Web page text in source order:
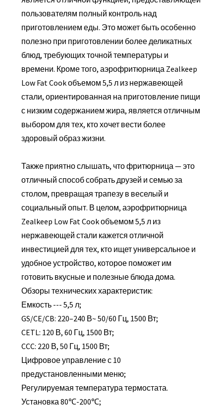
пользователям полный контроль над
приготовлением еды. Это может быть особенно
полезно при приготовлении более деликатных
блюд, требующих точной температуры и
времени. Кроме того, аэрофритюрница Zealkeep
Low Fat Cook объемом 5,5 л из нержавеющей
стали, ориентированная на приготовление пищи
с низким содержанием жира, является отличным
выбором для тех, кто хочет вести более
здоровый образ жизни.
Также приятно слышать, что фритюрница — это
отличный способ собрать друзей и семью за
столом, превращая трапезу в веселый и
социальный опыт. В целом, аэрофритюрница
Zealkeep Low Fat Cook объемом 5,5 л из
нержавеющей стали кажется отличной
инвестицией для тех, кто ищет универсальное и
удобное устройство, которое поможет им
готовить вкусные и полезные блюда дома.
Обзоры технических характеристик:
Емкость --- 5,5 л;
GS/CE/CB: 220–240 В~ 50/60 Гц, 1500 Вт;
CETL: 120 В, 60 Гц, 1500 Вт;
CCC: 220 В, 50 Гц, 1500 Вт;
Цифровое управление с 10
предустановленными меню;
Регулируемая температура термостата.
Установка 80℃-200℃;